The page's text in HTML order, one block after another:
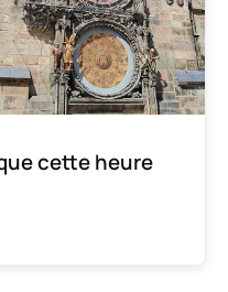
cette heure